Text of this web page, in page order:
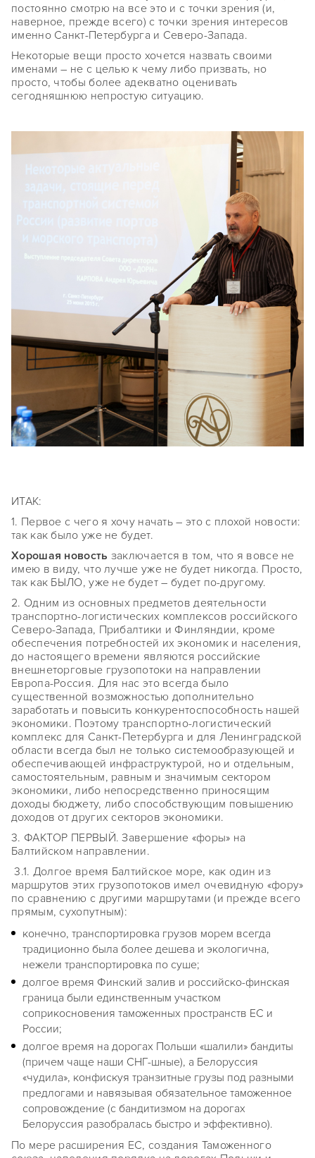
постоянно смотрю на все это и с точки зрения (и,
наверное, прежде всего) с точки зрения интересов
именно Санкт-Петербурга и Северо-Запада.
Некоторые вещи просто хочется назвать своими
именами – не с целью к чему либо призвать, но
просто, чтобы более адекватно оценивать
сегодняшнюю непростую ситуацию.
ИТАК:
1. Первое с чего я хочу начать – это с плохой новости:
так как было уже не будет.
Хорошая новость заключается в том, что я вовсе не
имею в виду, что лучше уже не будет никогда. Просто,
так как БЫЛО, уже не будет – будет по-другому.
2. Одним из основных предметов деятельности
транспортно-логистических комплексов российского
Северо-Запада, Прибалтики и Финляндии, кроме
обеспечения потребностей их экономик и населения,
до настоящего времени являются российские
внешнеторговые грузопотоки на направлении
Европа-Россия. Для нас это всегда было
существенной возможностью дополнительно
заработать и повысить конкурентоспособность нашей
экономики. Поэтому транспортно-логистический
комплекс для Санкт-Петербурга и для Ленинградской
области всегда был не только системообразующей и
обеспечивающей инфраструктурой, но и отдельным,
самостоятельным, равным и значимым сектором
экономики, либо непосредственно приносящим
доходы бюджету, либо способствующим повышению
доходов от других секторов экономики.
3. ФАКТОР ПЕРВЫЙ. Завершение «форы» на
Балтийском направлении.
3.1. Долгое время Балтийское море, как один из
маршрутов этих грузопотоков имел очевидную «фору»
по сравнению с другими маршрутами (и прежде всего
прямым, сухопутным):
конечно, транспортировка грузов морем всегда
традиционно была более дешева и экологична,
нежели транспортировка по суше;
долгое время Финский залив и российско-финская
граница были единственным участком
соприкосновения таможенных пространств ЕС и
России;
долгое время на дорогах Польши «шалили» бандиты
(причем чаще наши СНГ-шные), а Белоруссия
«чудила», конфискуя транзитные грузы под разными
предлогами и навязывая обязательное таможенное
сопровождение (с бандитизмом на дорогах
Белоруссия разобралась быстро и эффективно).
По мере расширения ЕС, создания Таможенного